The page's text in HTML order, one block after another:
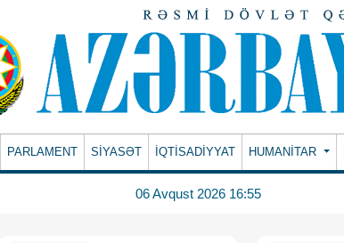
PARLAMENT SİYASƏT İQTİSADİYYAT HUMANITAR
06 Avqust 2026 16:55